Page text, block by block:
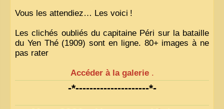
Vous les attendiez… Les voici !
Les clichés oubliés du capitaine Péri sur la bataille
du Yen Thé (1909) sont en ligne. 80+ images à ne
pas rater
Accéder à la galerie .
-*---------------------*-